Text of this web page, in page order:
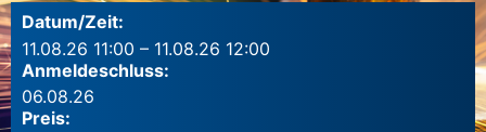
Datum/Zeit:
11.08.26 11:00 – 11.08.26 12:00
Anmeldeschluss:
06.08.26
Preis: